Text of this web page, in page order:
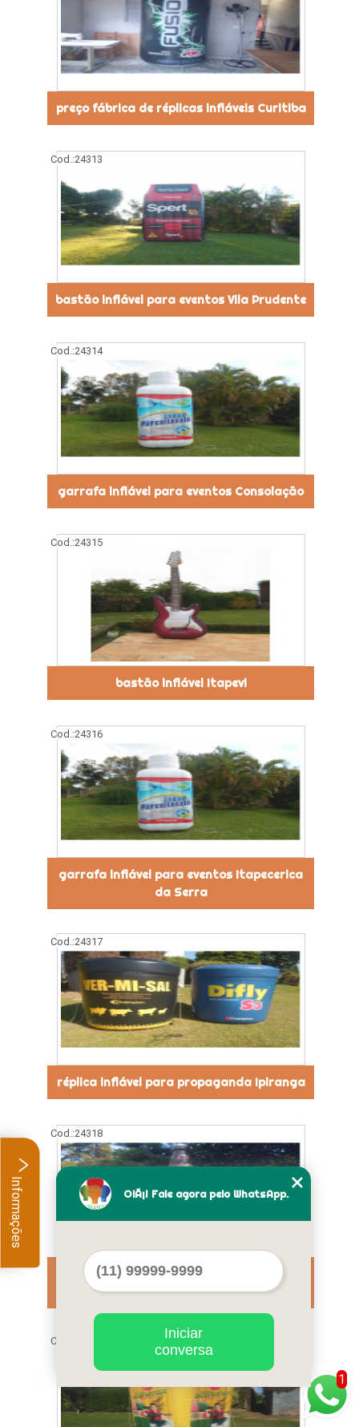
preço fábrica de réplicas infláveis Curitiba
Cod.:24313
bastão inflável para eventos Vila Prudente
Cod.:24314
garrafa inflável para eventos Consolação
Cod.:24315
bastão inflável Itapevi
Cod.:24316
garrafa inflável para eventos Itapecerica
da Serra
Cod.:24317
réplica inflável para propaganda Ipiranga
Cod.:24318
fábrica de réplicas infláveis para
propaganda Jaraguá
Cod.:
1
OlÃ¡! Fale agora pelo WhatsApp.
Iniciar
conversa
Informações